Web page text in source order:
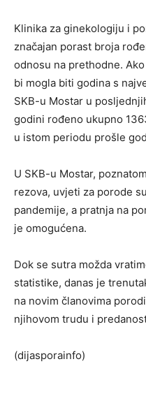
Klinika za ginekologiju i
značajan porast broja
odnosu na prethodne.
bi mogla biti godina s
SKB-u Mostar u
godini rođeno ukupno
u istom periodu prošle
U SKB-u Mostar,
rezova, uvjeti za porode
pandemije, a pratnja na
je omogućena.
Dok se sutra možda
statistike, danas je
na novim članovima
njihovom trudu i
(dijasporainfo)